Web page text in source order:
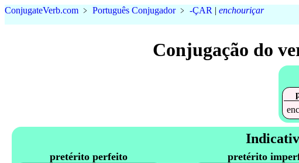
ConjugateVerb.com ﹥ Português Conjugador﹥ -ÇAR | enchouriçar
Conjugação do
pretérito perfeito pretérito